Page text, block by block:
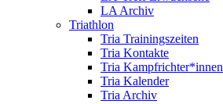
LA Archiv
Triathlon
Tria Trainingszeiten
Tria Kontakte
Tria Kampfrichter*innen
Tria Kalender
Tria Archiv